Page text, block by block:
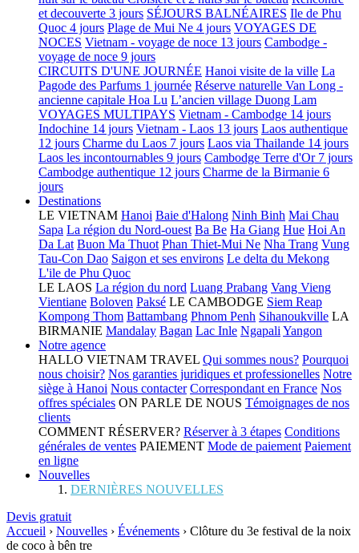
et decouverte 3 jours SÉJOURS BALNÉAIRES Ile de Phu
Quoc 4 jours Plage de Mui Ne 4 jours VOYAGES DE
NOCES Vietnam - voyage de noce 13 jours Cambodge -
voyage de noce 9 jours
CIRCUITS D'UNE JOURNÉE Hanoi visite de la ville La
Pagode des Parfums 1 journée Réserve naturelle Van Long -
ancienne capitale Hoa Lu L’ancien village Duong Lam
VOYAGES MULTIPAYS Vietnam - Cambodge 14 jours
Indochine 14 jours Vietnam - Laos 13 jours Laos authentique
12 jours Charme du Laos 7 jours Laos via Thailande 14 jours
Laos les incontournables 9 jours Cambodge Terre d'Or 7 jours
Cambodge authentique 12 jours Charme de la Birmanie 6
jours
Destinations
LE VIETNAM Hanoi Baie d'Halong Ninh Binh Mai Chau
Sapa La région du Nord-ouest Ba Be Ha Giang Hue Hoi An
Da Lat Buon Ma Thuot Phan Thiet-Mui Ne Nha Trang Vung
Tau-Con Dao Saigon et ses environs Le delta du Mekong
L'ile de Phu Quoc
LE LAOS La région du nord Luang Prabang Vang Vieng
Vientiane Boloven Paksé LE CAMBODGE Siem Reap
Kompong Thom Battambang Phnom Penh Sihanoukville LA
BIRMANIE Mandalay Bagan Lac Inle Ngapali Yangon
Notre agence
HALLO VIETNAM TRAVEL Qui sommes nous? Pourquoi
nous choisir? Nos garanties juridiques et professionelles Notre
siège à Hanoi Nous contacter Correspondant en France Nos
offres spéciales ON PARLE DE NOUS Témoignages de nos
clients
COMMENT RÉSERVER? Réserver à 3 étapes Conditions
générales de ventes PAIEMENT Mode de paiement Paiement
en ligne
Nouvelles
DERNIÈRES NOUVELLES
Devis gratuit
Accueil › Nouvelles › Événements › Clôture du 3e festival de la noix
de coco à bên tre